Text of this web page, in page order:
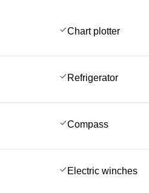
Chart plotter
Refrigerator
Compass
Electric winches